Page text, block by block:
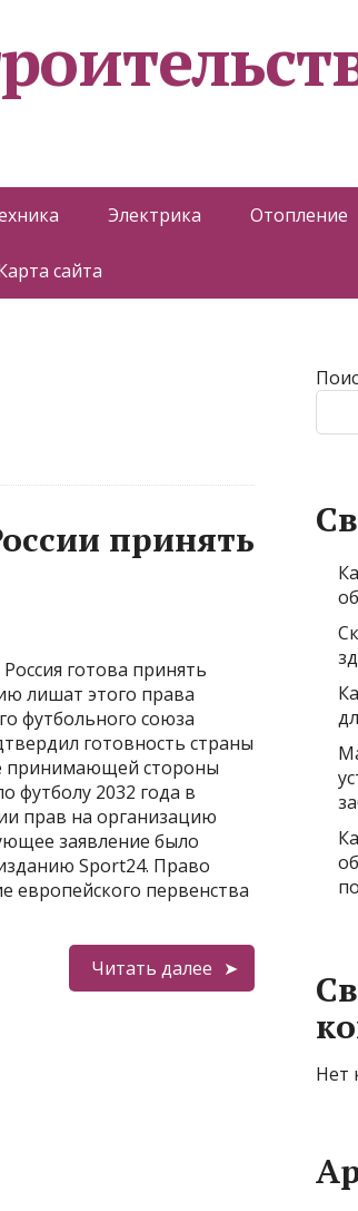
Электрика Отопление
сайта
принять
готова принять
лишат этого права
футбольного союза
готовность страны
принимающей стороны
футболу 2032 года в
прав на организацию
заявление было
Sport24. Право
европейского первенства
Читать далее
Нет